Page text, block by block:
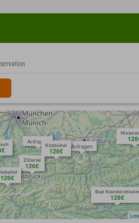
Zillertal
126€
126€
Kitzbühel
126€
Bad Kleinkirchheim
126€
Anfragen
Anfragen